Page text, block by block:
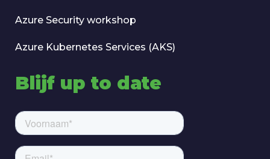
Azure Security workshop
Azure Kubernetes Services (AKS)
Blijf up to date